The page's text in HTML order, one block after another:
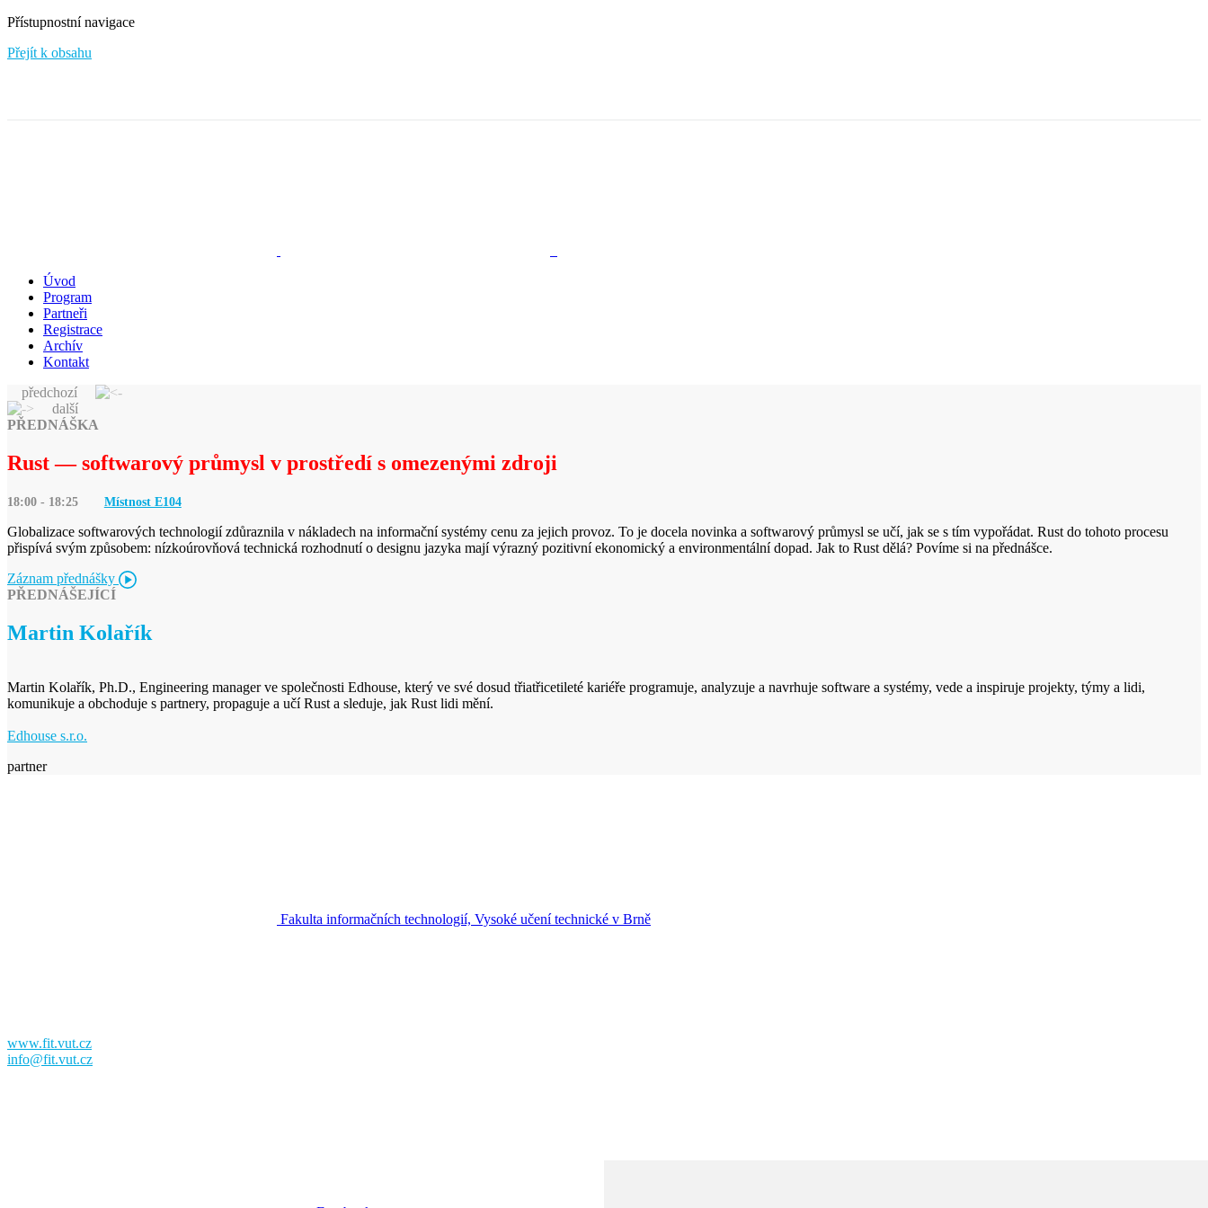
Přístupnostní navigace
Přejít k obsahu
Úvod
Program
Partneři
Registrace
Archív
Kontakt
předchozí
další
PŘEDNÁŠKA
Rust — softwarový průmysl v prostředí s omezenými zdroji
18:00 - 18:25 Místnost E104
Globalizace softwarových technologií zdůraznila v nákladech na informační systémy cenu za jejich provoz. To je docela novinka a softwarový průmysl se učí, jak se s tím vypořádat. Rust do tohoto procesu
přispívá svým způsobem: nízkoúrovňová technická rozhodnutí o designu jazyka mají výrazný pozitivní ekonomický a environmentální dopad. Jak to Rust dělá? Povíme si na přednášce.
Záznam přednášky
PŘEDNÁŠEJÍCÍ
Martin Kolařík
Martin Kolařík, Ph.D., Engineering manager ve společnosti Edhouse, který ve své dosud třiatřicetileté kariéře programuje, analyzuje a navrhuje software a systémy, vede a inspiruje projekty, týmy a lidi,
komunikuje a obchoduje s partnery, propaguje a učí Rust a sleduje, jak Rust lidi mění.
Edhouse s.r.o.
partner
Fakulta informačních technologií, Vysoké učení technické v Brně
www.fit.vut.cz
info@fit.vut.cz